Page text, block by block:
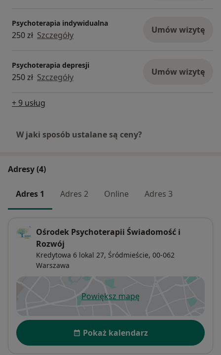
Psychoterapia indywidualna
250 zł Szczegóły Umów wizytę
Psychoterapia depresji
250 zł Szczegóły Umów wizytę
+ 9 usług
W jaki sposób ustalane są ceny?
Adresy (4)
Adres 1 Adres 2 Online Adres 3
Ośrodek Psychoterapii Świadomość i
Rozwój
Kredytowa 6 lokal 27, Śródmieście, 00-062
Warszawa
Powiększ mapęotwiera się w nowej karcie
Dostępność
Pokaż kalendarz